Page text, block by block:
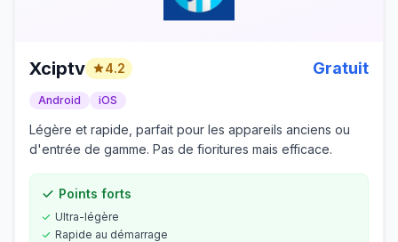
Xciptv 4.2 Gratuit
Android iOS
Légère et rapide, parfait pour les appareils anciens ou
d'entrée de gamme. Pas de fioritures mais efficace.
Points forts
Ultra-légère
Rapide au démarrage